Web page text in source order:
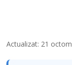
Actualizat: 21